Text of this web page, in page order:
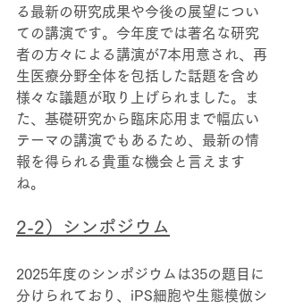
る最新の研究成果や今後の展望につい
ての講演です。今年度では著名な研究
者の方々による講演が7本用意され、再
生医療分野全体を包括した話題を含め
様々な議題が取り上げられました。ま
た、基礎研究から臨床応用まで幅広い
テーマの講演でもあるため、最新の情
報を得られる貴重な機会と言えます
ね。
2-2） シンポジウム
2025年度のシンポジウムは35の題目に
分けられており、iPS細胞や生態模倣シ